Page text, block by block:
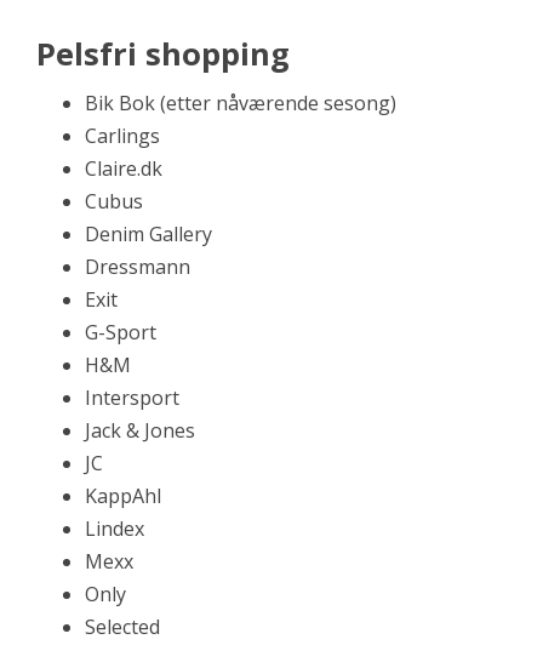
Pelsfri shopping
Bik Bok (etter nåværende sesong)
Carlings
Claire.dk
Cubus
Denim Gallery
Dressmann
Exit
G-Sport
H&M
Intersport
Jack & Jones
JC
KappAhl
Lindex
Mexx
Only
Selected